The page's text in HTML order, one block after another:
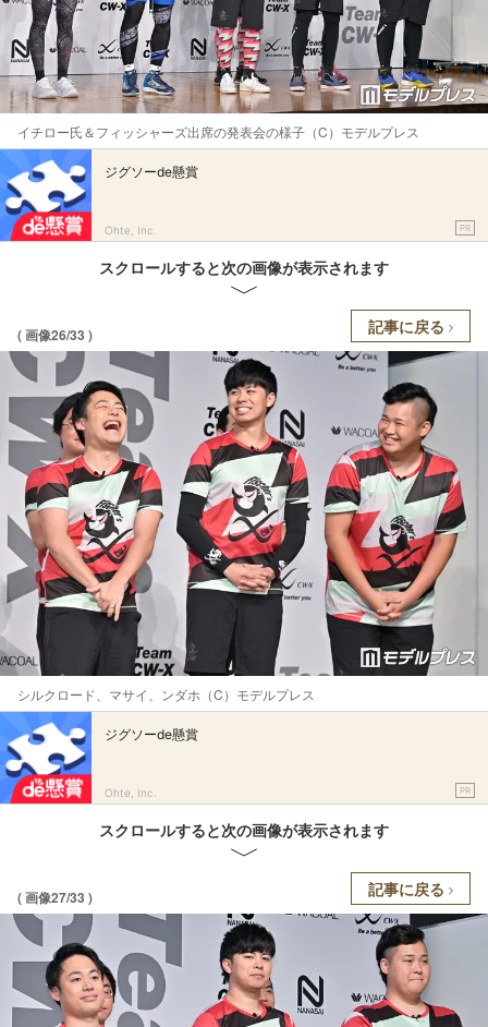
イチロー氏＆フィッシャーズ出席の発表会の様子（C）モデルプレス
ジグソーde懸賞
Ohte, Inc. PR
スクロールすると次の画像が表示されます
( 画像26/33 ) 記事に戻る
シルクロード、マサイ、ンダホ（C）モデルプレス
ジグソーde懸賞
Ohte, Inc. PR
スクロールすると次の画像が表示されます
( 画像27/33 ) 記事に戻る